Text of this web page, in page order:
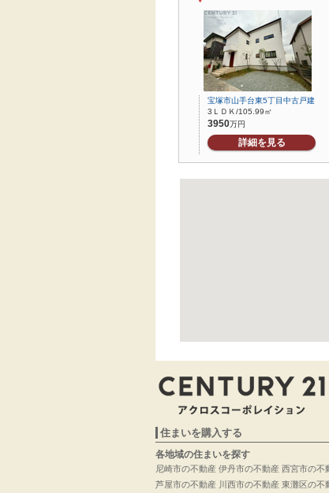
宝塚市山手台東5丁目中古戸建
3ＬＤＫ/105.99㎡
3950万円
詳細を見る
住まいを購入する
各地域の住まいを探す
尼崎市の不動産
芦屋市の不動産
伊丹市の不動産
川西市の不動産
西宮市の不
東灘区の不